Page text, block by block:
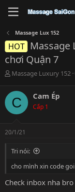
Massage Lux 152
HOT
Massage
chơi Quận 7
T
r
e
a
d
t
r
e
Massage Luxury 152
C Cam Ép
Cấp 1
20/1/21
Tri nói:
cho mình xin code
Check inbox nha bro